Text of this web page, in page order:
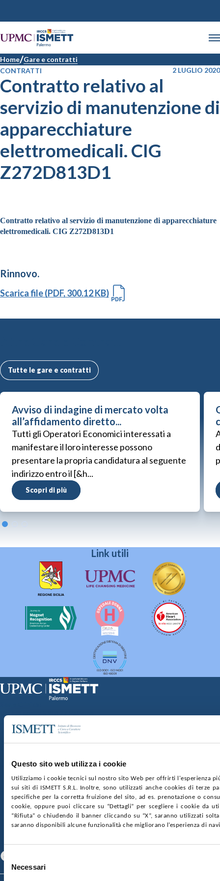
Questo sito web utilizza i cookie
Utilizziamo i cookie tecnici sul nostro sito Web per offrirti l'esperienza
sui siti di ISMETT S.R.L. Inoltre, sono utilizzati anche cookies di terze
specifiche per la corretta fruizione del sito, ad es. prenotazione o
cookie, oppure puoi cliccare su “Dettagli” per scegliere i cookie da
“Rifiuta” o chiudendo il banner cliccando su “X”, saranno utilizzati
saranno disponibili alcune funzionalità che migliorano l’esperienza di
Selezione
delNecessari
Home Gare e contratti
CONTRATTI
2 LUGLIO 2020
Contratto relativo al
servizio di manutenzione di
apparecchiature
elettromedicali. CIG
Z272D813D1
Contratto relativo al servizio di manutenzione di apparecchiature
elettromedicali. CIG Z272D813D1
Rinnovo.
Scarica file (PDF, 300.12 KB)
Tutte le gare e contratti
Avviso di indagine di mercato volta
all’affidamento diretto...
Tutti gli Operatori Economici interessati a
manifestare il loro interesse possono
presentare la propria candidatura al seguente
indirizzo entro il [&h...
Scopri di più
Link utili
Via Discesa dei Giudici 4 90133 Palermo
nr. REA PA-201818 P.I. 04544550827
SOCIETÀ TRASPARENTE WHISTLEBLOWING
GARE E CONTRATTIPRIVACYCOOKIE POLICY
SOSTIENICIMAPPA DEL SITOACCESSIBILITÀ
CONTATTI